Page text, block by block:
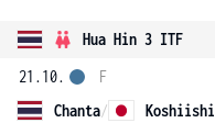
Hua Hin 3 ITF
21.10.
Chanta/
Koshiishi
F